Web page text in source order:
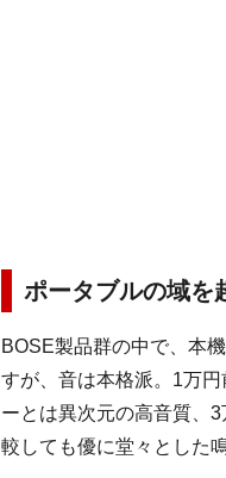
ポータブルの域を
BOSE製品群の中で、本
すが、音は本格派。1万
ーとは異次元の高音質、
較しても優に堂々とした